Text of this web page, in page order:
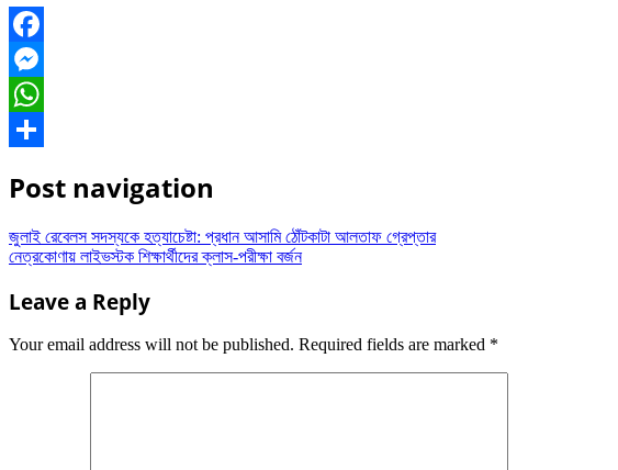
Facebook
Messenger
WhatsApp
Post navigation
জুলাই রেবেলস সদস্যকে হত্যাচেষ্টা: প্রধান আসামি ঠোঁটকাটা আলতাফ গ্রেপ্তার
নেত্রকোণায় লাইভস্টক শিক্ষার্থীদের ক্লাস-পরীক্ষা বর্জন
Leave a Reply
Your email address will not be published. Required fields are marked *